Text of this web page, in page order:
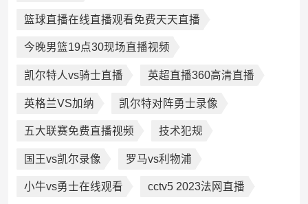
篮球直播在线直播观看免费天天直播
今晚男篮19点30现场直播视频
凯尔特人vs骑士直播 英超直播360高清直播
英格兰VS加纳 凯尔特对阵勇士录像
五大联赛免费直播视频 技术犯规
国王vs凯尔录像 罗马vs利物浦
小牛vs勇士在线观看 cctv5 2023法网直播